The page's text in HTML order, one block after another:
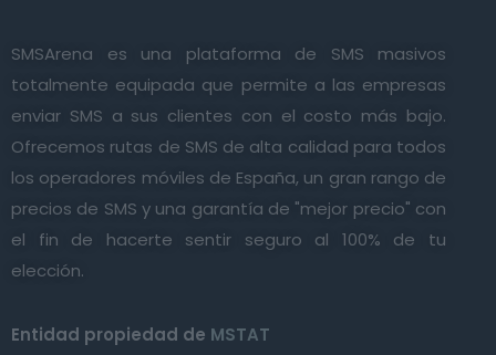
SMSArena es una plataforma de SMS masivos
totalmente equipada que permite a las empresas
enviar SMS a sus clientes con el costo más bajo.
Ofrecemos rutas de SMS de alta calidad para todos
los operadores móviles de España, un gran rango de
precios de SMS y una garantía de "mejor precio" con
el fin de hacerte sentir seguro al 100% de tu
elección.
Entidad propiedad de MSTAT